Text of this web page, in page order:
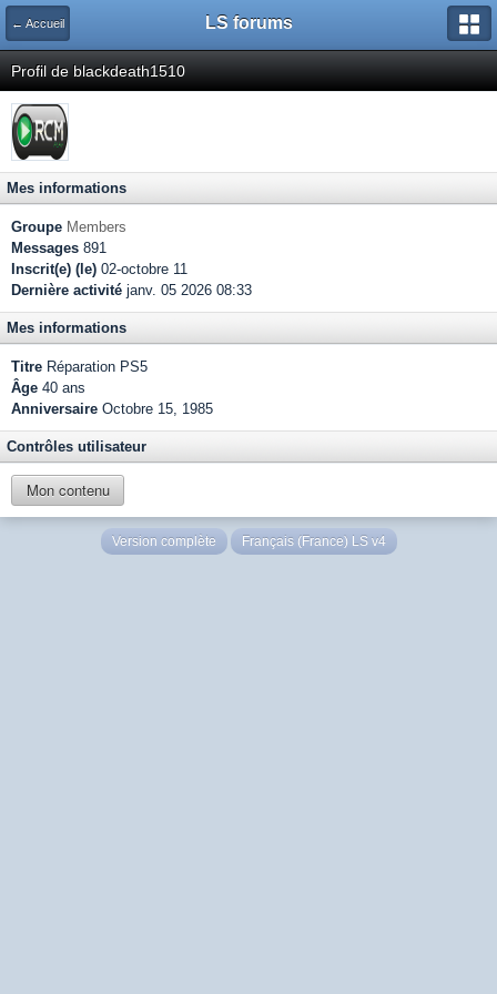
← Accueil LS forums
Profil de blackdeath1510
Mes informations
Groupe Members
Messages 891
Inscrit(e) (le) 02-octobre 11
Dernière activité janv. 05 2026 08:33
Mes informations
Titre Réparation PS5
Âge 40 ans
Anniversaire Octobre 15, 1985
Contrôles utilisateur
Mon contenu
Version complète Français (France) LS v4